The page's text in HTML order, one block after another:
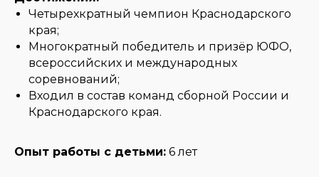
Четырехкратный чемпион Краснодарского
края;
Многократный победитель и призёр ЮФО,
всероссийских и международных
соревнований;
Входил в состав команд сборной России и
Краснодарского края.
Опыт работы с детьми: 6 лет